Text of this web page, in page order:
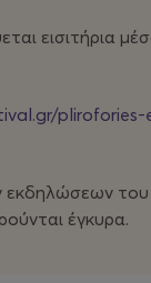
εισιτήρια
plirofories-
εκδηλώσεων
έγκυρα.